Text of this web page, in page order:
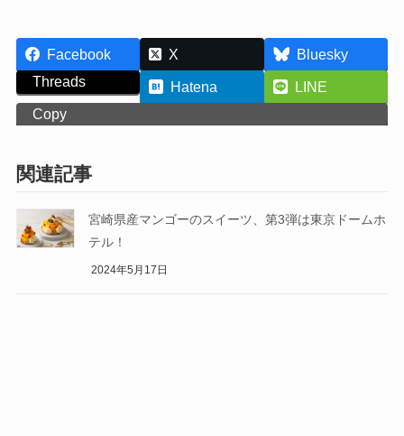
Facebook X
Bluesky
Threads
Hatena
LINE
Copy
関連記事
宮崎県産マンゴーのスイーツ、第3弾は東京ドームホ
テル！
2024年5月17日